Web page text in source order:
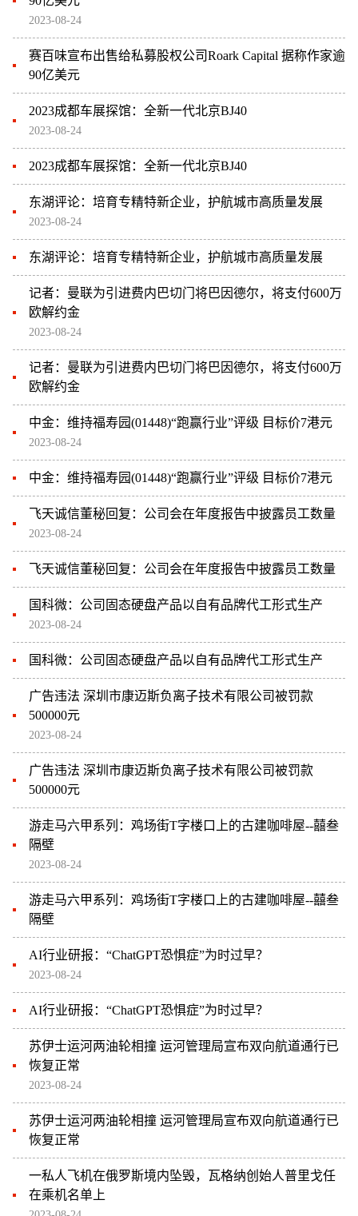
2023-08-24
赛百味宣布出售给私募股权公司Roark Capital 据称作家逾
90亿美元
2023成都车展探馆：全新一代北京BJ40
2023-08-24
2023成都车展探馆：全新一代北京BJ40
东湖评论：培育专精特新企业，护航城市高质量发展
2023-08-24
东湖评论：培育专精特新企业，护航城市高质量发展
记者：曼联为引进费内巴切门将巴因德尔，将支付600万
欧解约金
2023-08-24
记者：曼联为引进费内巴切门将巴因德尔，将支付600万
欧解约金
中金：维持福寿园(01448)“跑赢行业”评级 目标价7港元
2023-08-24
中金：维持福寿园(01448)“跑赢行业”评级 目标价7港元
飞天诚信董秘回复：公司会在年度报告中披露员工数量
2023-08-24
飞天诚信董秘回复：公司会在年度报告中披露员工数量
国科微：公司固态硬盘产品以自有品牌代工形式生产
2023-08-24
国科微：公司固态硬盘产品以自有品牌代工形式生产
广告违法 深圳市康迈斯负离子技术有限公司被罚款
500000元
2023-08-24
广告违法 深圳市康迈斯负离子技术有限公司被罚款
500000元
游走马六甲系列：鸡场街T字楼口上的古建咖啡屋--囍叁
隔壁
2023-08-24
游走马六甲系列：鸡场街T字楼口上的古建咖啡屋--囍叁
隔壁
AI行业研报：“ChatGPT恐惧症”为时过早？
2023-08-24
AI行业研报：“ChatGPT恐惧症”为时过早？
苏伊士运河两油轮相撞 运河管理局宣布双向航道通行已
恢复正常
2023-08-24
苏伊士运河两油轮相撞 运河管理局宣布双向航道通行已
恢复正常
一私人飞机在俄罗斯境内坠毁，瓦格纳创始人普里戈任
在乘机名单上